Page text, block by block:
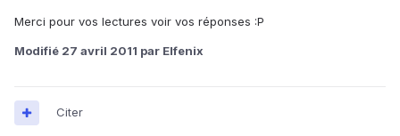
Merci pour vos lectures voir vos réponses :P
Modifié 27 avril 2011 par Elfenix
Citer